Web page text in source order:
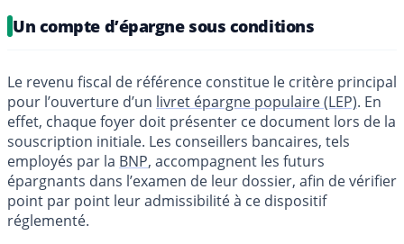
Un compte d’épargne sous conditions
Le revenu fiscal de référence constitue le critère principal
pour l’ouverture d’un livret épargne populaire (LEP). En
effet, chaque foyer doit présenter ce document lors de la
souscription initiale. Les conseillers bancaires, tels
employés par la BNP, accompagnent les futurs
épargnants dans l’examen de leur dossier, afin de vérifier
point par point leur admissibilité à ce dispositif
réglementé.